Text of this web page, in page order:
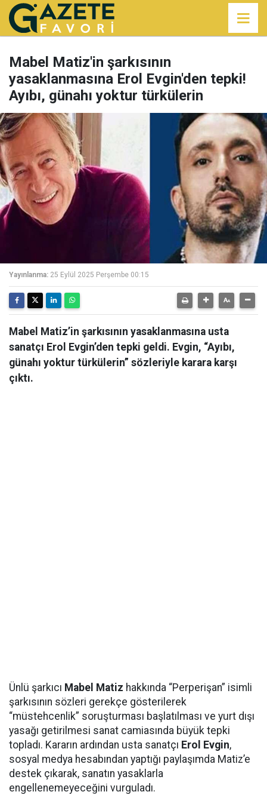
Mabel Matiz'in şarkısının
yasaklanmasına Erol Evgin'den tepki!
Ayıbı, günahı yoktur türkülerin
Yayınlanma: 25 Eylül 2025 Perşembe 00:15
Mabel Matiz’in şarkısının yasaklanmasına usta
sanatçı Erol Evgin’den tepki geldi. Evgin, “Ayıbı,
günahı yoktur türkülerin” sözleriyle karara karşı
çıktı.
Ünlü şarkıcı Mabel Matiz hakkında “Perperişan” isimli
şarkısının sözleri gerekçe gösterilerek
“müstehcenlik” soruşturması başlatılması ve yurt dışı
yasağı getirilmesi sanat camiasında büyük tepki
topladı. Kararın ardından usta sanatçı Erol Evgin,
sosyal medya hesabından yaptığı paylaşımda Matiz’e
destek çıkarak, sanatın yasaklarla
engellenemeyeceğini vurguladı.